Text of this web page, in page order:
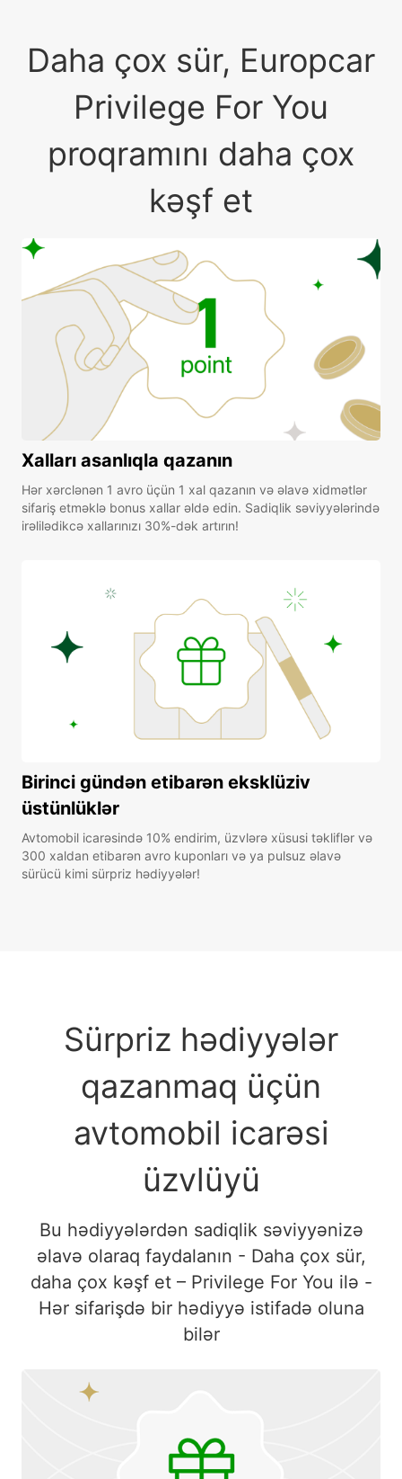
Daha çox sür, Europcar
Privilege For You
proqramını daha çox
kəşf et
Xalları asanlıqla qazanın
Hər xərclənən 1 avro üçün 1 xal qazanın və əlavə xidmətlər
sifariş etməklə bonus xallar əldə edin. Sadiqlik səviyyələrində
irəlilədikcə xallarınızı 30%-dək artırın!
Birinci gündən etibarən eksklüziv
üstünlüklər
Avtomobil icarəsində 10% endirim, üzvlərə xüsusi təkliflər və
300 xaldan etibarən avro kuponları və ya pulsuz əlavə
sürücü kimi sürpriz hədiyyələr!
Sürpriz hədiyyələr
qazanmaq üçün
avtomobil icarəsi
üzvlüyü
Bu hədiyyələrdən sadiqlik səviyyənizə
əlavə olaraq faydalanın - Daha çox sür,
daha çox kəşf et – Privilege For You ilə -
Hər sifarişdə bir hədiyyə istifadə oluna
bilər